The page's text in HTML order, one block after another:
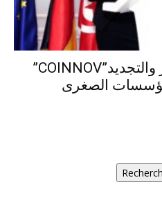
صندوق البحث والتطوير والتجديد”COINNOV”
الصغرى